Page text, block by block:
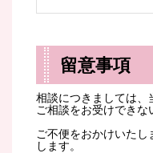
留意事項
相談につきましては、
ご相談をお受けできな
ご不便をおかけいた
します。